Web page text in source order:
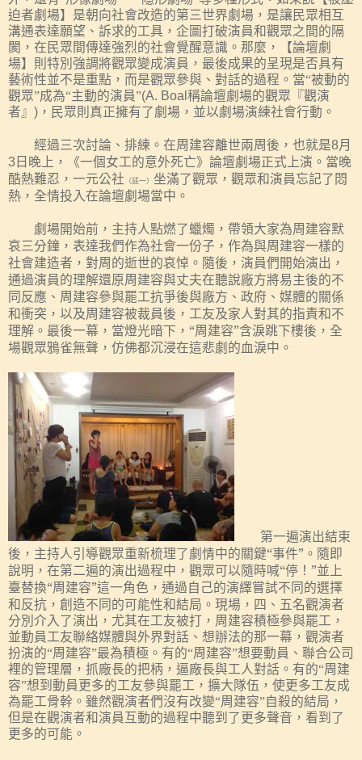
迫者劇場】 是朝向社會改造的第三世界劇場，是讓民眾相互
溝通表達願望、訴求的工具，企圖打破演員和觀眾之間的隔
閡，在民眾間傳達強烈的社會覺醒意識。那麼，【論壇劇
場】則特別強調將觀眾變成演員，最後成果的呈現是否具有
藝術性並不是重點，而是觀眾參與、對話的過程。當“被動的
觀眾”成為“主動的演員”(A. Boal 稱論壇劇場的觀眾『觀演
者』 ) ，民眾則真正擁有了劇場，並以劇場演練社會行動。
經過三次討論、排練。在周建容離世兩周後，也就是8月
3日晚上，《一個女工的意外死亡》論壇劇場正式上演。當晚
酷熱難忍，一元公社 （註一） 坐滿了觀眾，觀眾和演員忘記了悶
熱，全情投入在論壇劇場當中。
劇場開始前，主持人點燃了蠟燭，帶領大家為周建容默
哀三分鐘，表達我們作為社會一份子，作為與周建容一樣的
社會建造者 ， 對周的逝世的哀悼。隨後，演員們開始演出，
通過演員的理解還原周建容與丈夫在聽說廠方將易主後的不
同反應 、周建容參與罷工抗爭後與廠方、政府、媒體的關係
和衝突，以及周建容被裁員後，工友及家人對其的指責和不
理解。最後一幕，當燈光暗下，“周建容”含淚跳下樓後，全
場觀眾鴉雀無聲，仿佛都沉浸在這悲劇的血淚中。
第一遍演出結束
後，主持人引導觀眾重新梳理了劇情中的關鍵“事件”。隨即
說明 ，在第二遍的演出過程中，觀眾可以隨時喊“停！”並上
臺替換“周建容”這一角色，通過自己的演繹嘗試不同的選擇
和反抗，創造不同的可能性和結局。 現場，四、五名觀演者
分別 介入 了演出，尤其在工友被打，周建容積極參與罷工，
並動員工友聯絡媒體與外界對話、想辦法的那一幕， 觀演者
扮演的“周建容”最為積極。有的“周建容”想要動員、聯合公司
裡的管理層，抓廠長的把柄，逼廠長與工人對話。有的“周建
容”想到動員更多的工友參與罷工，擴大隊伍，使更多工友成
為罷工骨幹。雖然觀演者們沒有改變“周建容”自殺的結局，
但是在觀演者和演員互動的過程中聽到了更多聲音，看到了
更多的可能。